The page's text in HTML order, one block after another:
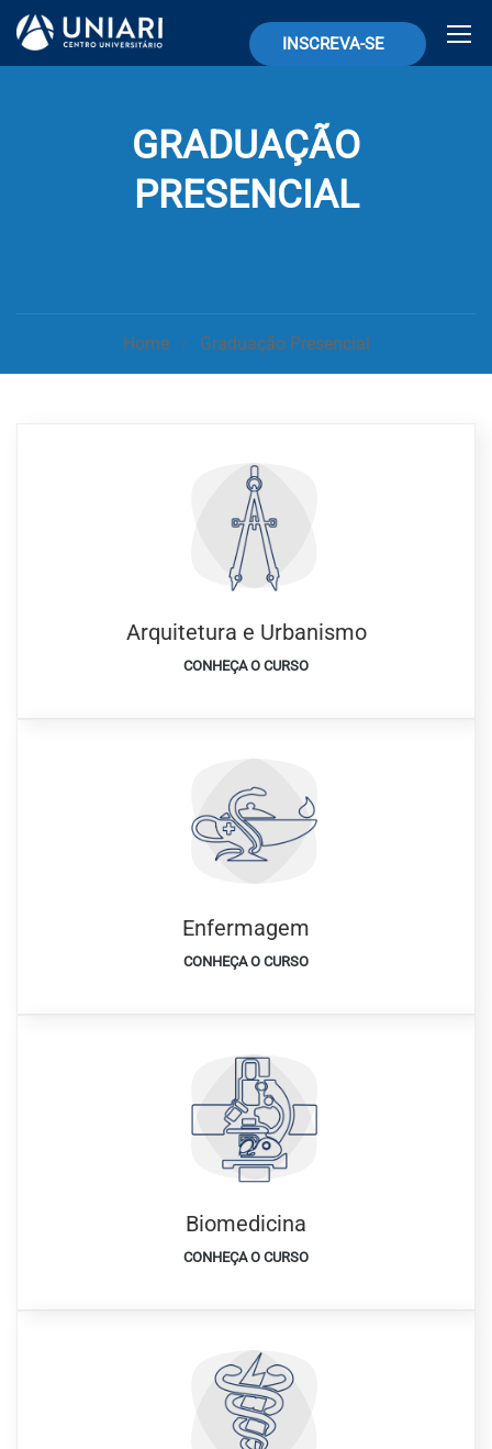
INSCREVA-SE
GRADUAÇÃO
PRESENCIAL
Home Graduação Presencial
Arquitetura e Urbanismo
CONHEÇA O CURSO
Enfermagem
CONHEÇA O CURSO
Biomedicina
CONHEÇA O CURSO